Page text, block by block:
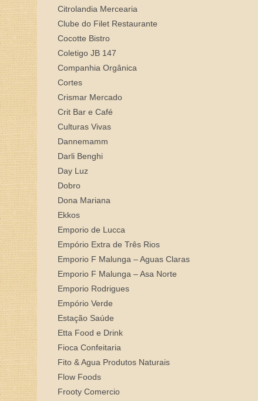
Citrolandia Mercearia
Clube do Filet Restaurante
Cocotte Bistro
Coletigo JB 147
Companhia Orgânica
Cortes
Crismar Mercado
Crit Bar e Café
Culturas Vivas
Dannemamm
Darli Benghi
Day Luz
Dobro
Dona Mariana
Ekkos
Emporio de Lucca
Empório Extra de Três Rios
Emporio F Malunga – Aguas Claras
Emporio F Malunga – Asa Norte
Emporio Rodrigues
Empório Verde
Estação Saúde
Etta Food e Drink
Fioca Confeitaria
Fito & Agua Produtos Naturais
Flow Foods
Frooty Comercio